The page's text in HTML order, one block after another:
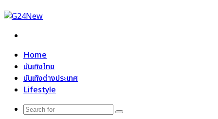
Home
บันเทิงไทย
บันเทิงต่างประเทศ
Lifestyle
Search